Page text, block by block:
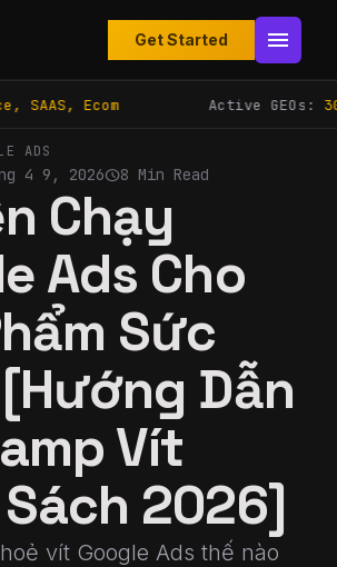
Get Started menu
Ecom Active GEOs:30
ADS
4 9, 2026schedule8 Min Read
Chạy
Ads Cho
Sức
Dẫn
Vít
2026]
vít Google Ads thế nào